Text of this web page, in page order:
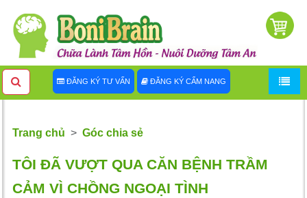
ĐĂNG KÝ TƯ VẤN ĐĂNG KÝ CẨM NANG
Trang chủ Góc chia sẻ
TÔI ĐÃ VƯỢT QUA CĂN BỆNH TRẦM
CẢM VÌ CHỒNG NGOẠI TÌNH